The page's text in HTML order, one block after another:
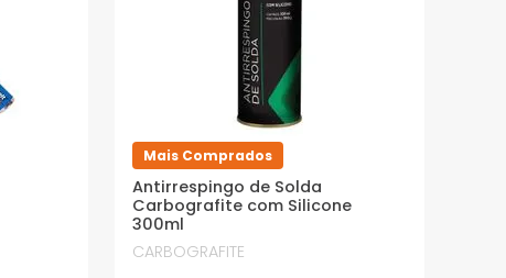
Mais Comprados
Antirrespingo de Solda
Carbografite com Silicone
300ml
CARBOGRAFITE